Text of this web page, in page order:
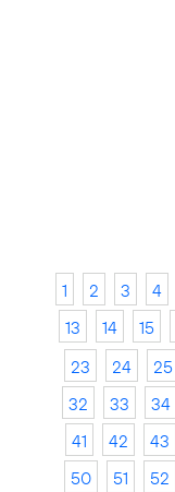
1 2 3 4
13
14 15
23
24 25
32
33 34
41
42 43
50
51 52